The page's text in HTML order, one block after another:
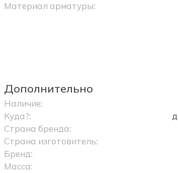
Материал арматуры:
Дополнительно
Наличие:
Куда?:
Страна бренда:
Страна изготовитель:
Бренд:
Масса: